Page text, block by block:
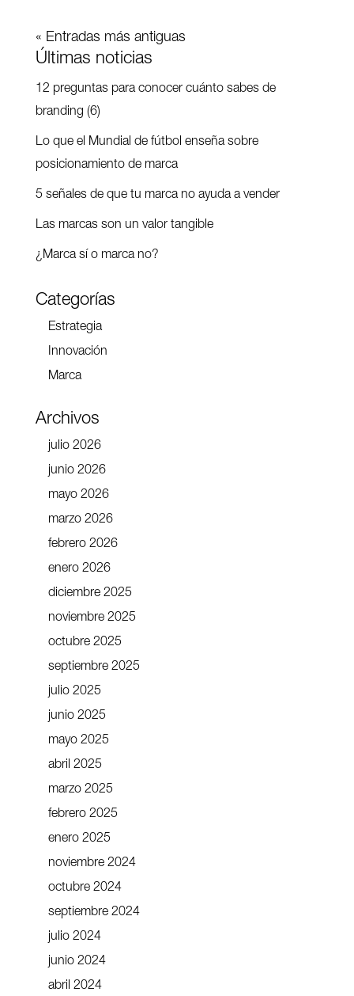
« Entradas más antiguas
Últimas noticias
12 preguntas para conocer cuánto sabes de
branding (6)
Lo que el Mundial de fútbol enseña sobre
posicionamiento de marca
5 señales de que tu marca no ayuda a vender
Las marcas son un valor tangible
¿Marca sí o marca no?
Categorías
Estrategia
Innovación
Marca
Archivos
julio 2026
junio 2026
mayo 2026
marzo 2026
febrero 2026
enero 2026
diciembre 2025
noviembre 2025
octubre 2025
septiembre 2025
julio 2025
junio 2025
mayo 2025
abril 2025
marzo 2025
febrero 2025
enero 2025
noviembre 2024
octubre 2024
septiembre 2024
julio 2024
junio 2024
abril 2024